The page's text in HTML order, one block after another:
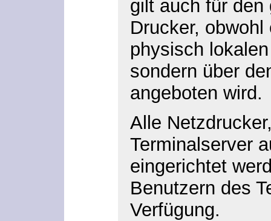
gilt auch für den
Drucker,
physisch
sondern über
angeboten wird.
Alle
Terminalserver
eingerichtet
Benutzern des
Verfügung.